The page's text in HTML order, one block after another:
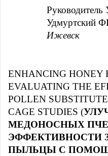
Удмуртский
Ижевск
ENHANCING HONEY
EVALUATING THE
POLLEN
CAGE STUDIES (
МЕДОНОСНЫХ
ЭФФЕКТИВНОСТИ
ПЫЛЬЦЫ С